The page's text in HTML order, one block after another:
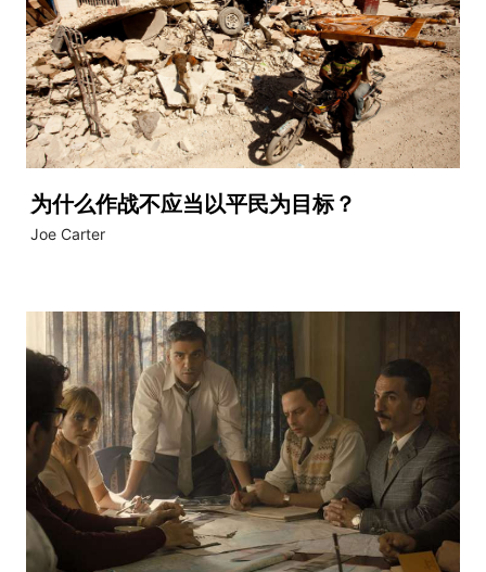
为什么作战不应当以平民为目标？
Joe Carter